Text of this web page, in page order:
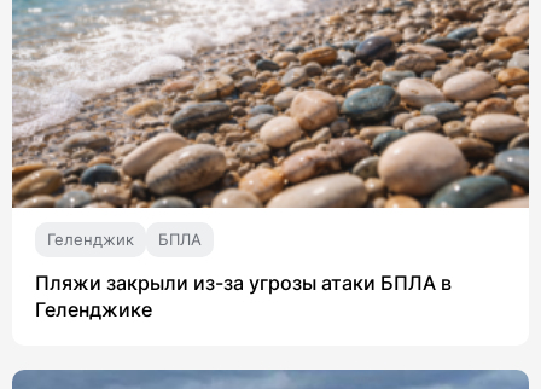
Геленджик БПЛА
Пляжи закрыли из-за угрозы атаки БПЛА в
Геленджике